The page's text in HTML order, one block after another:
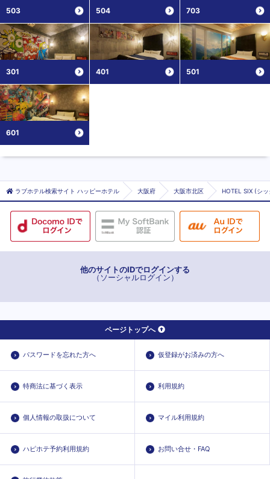
503 504 703
301 401 501
601
ラブホテル検索サイト ハッピーホテル 大阪府 大阪市北区 HOTEL SIX (シ
他のサイトのIDでログインする
（ソーシャルログイン）
ページトップへ
パスワードを忘れた方へ 仮登録がお済みの方へ
特商法に基づく表示 利用規約
個人情報の取扱について マイル利用規約
ハピホテ予約利用規約 お問い合せ・FAQ